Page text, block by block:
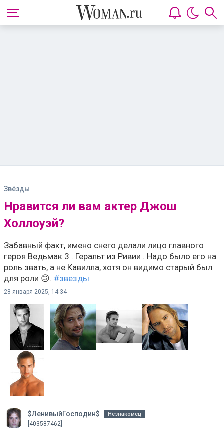
Звёзды
Нравится ли вам актер Джош
Холлоуэй?
Забавный факт, имено снего делали лицо главного
героя Ведьмак 3 . Геральт из Ривии . Надо было его на
роль звать, а не Кавилла, хотя он видимо старый был
для роли 🙃. #звезды
28 января 2025, 14:34
$ЛенивыйГосподин$ Незнакомец
[403587462]